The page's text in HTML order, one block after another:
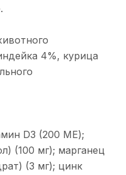
4%, курица
D3 (200 МЕ);
(100 мг); марганец
(3 мг); цинк